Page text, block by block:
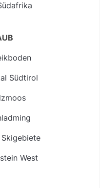
Südtirol
West